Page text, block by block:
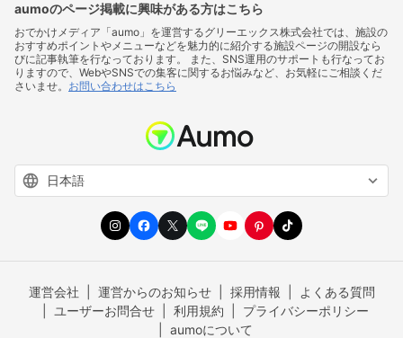
aumoのページ掲載に興味がある方はこちら
おでかけメディア「aumo」を運営するグリーエックス株式会社では、施設の
おすすめポイントやメニューなどを魅力的に紹介する施設ページの開設なら
びに記事執筆を行なっております。 また、SNS運用のサポートも行なってお
りますので、WebやSNSでの集客に関するお悩みなど、お気軽にご相談くだ
さいませ。 お問い合わせはこちら
運営会社 運営からのお知らせ 採用情報
よくある質問
ユーザーお問合せ
利用規約
プライバシーポリシー
aumoについて